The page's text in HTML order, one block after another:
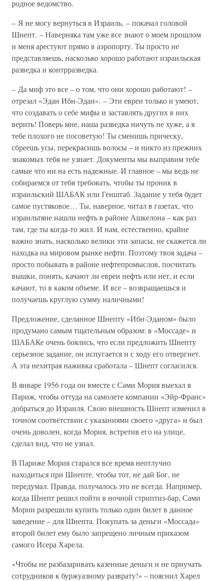
родное ведомство.
– Я не могу вернуться в Израиль, – покачал головой
Шнепт. – Наверняка там уже все знают о моем прошлом
и меня арестуют прямо в аэропорту. Ты просто не
представляешь, насколько хорошо работают израильская
разведка и контрразведка.
– Да миф это все – о том, что они хорошо работают! –
отрезал «Эдан Ибн-Эдан». – Эти евреи только и умеют,
что создавать о себе мифы и заставлять других в них
верить! Поверь мне, наша разведка ничуть не хуже, а я
тебе плохого не посоветую! Ты сменишь прическу,
сбреешь усы, перекрасишь волосы – и никто из прежних
знакомых тебя не узнает. Документы мы выправим тебе
самые что ни на есть надежные. И главное – мы ведь не
собираемся от тебя требовать, чтобы ты проник в
израильский ШАБАК или Генштаб. Задание у тебя будет
самое пустяковое… Ты, наверное, читал в газетах, что
израильтяне нашли нефть в районе Ашкелона – как раз
там, где ты когда-то жил. И нам, естественно, крайне
важно знать, насколько велики эти запасы, не скажется ли
находка на мировом рынке нефти. Поэтому твоя задача –
просто побывать в районе нефтепромыслов, посчитать
вышки, понять, качают ли евреи нефть или нет, и если
качают, то в каком объеме. И все – возвращаешься и
получаешь круглую сумму наличными!
Предложение, сделанное Шнепту «Ибн-Эданом» было
продумано самым тщательным образом: в «Моссаде» и
ШАБАКе очень боялись, что если предложить Шнепту
серьезное задание, он испугается и с ходу его отвергнет.
А эта нехитрая наживка сработала – Шнепт согласился.
В январе 1956 года он вместе с Сами Мория выехал в
Париж, чтобы оттуда на самолете компании «Эйр-Франс»
добраться до Израиля. Свою внешность Шнепт изменил в
точном соответствии с указаниями своего «друга» и был
очень доволен, когда Мория, встретив его на улице,
сделал вид, что не узнал.
В Париже Мория старался все время неотлучно
находиться при Шнепте, чтобы тот, не дай Бог, не
передумал. Правда, получалось это не всегда. Например,
когда Шнепт решил пойти в ночной стриптиз-бар, Сами
Мории разрешили купить только один билет в данное
заведение – для Шнепта. Покупать за деньги «Моссада»
второй билет ему было запрещено личным приказом
самого Исера Харела.
«Чтобы не разбазаривать казенные деньги и не приучать
сотрудников к буржуазному разврату!» – пояснил Харел